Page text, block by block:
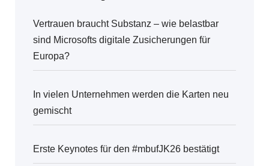
Vertrauen braucht Substanz – wie belastbar
sind Microsofts digitale Zusicherungen für
Europa?
In vielen Unternehmen werden die Karten neu
gemischt
Erste Keynotes für den #mbufJK26 bestätigt